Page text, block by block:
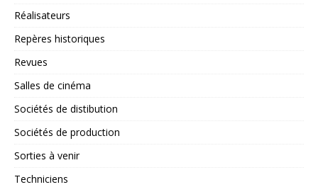
Réalisateurs
Repères historiques
Revues
Salles de cinéma
Sociétés de distibution
Sociétés de production
Sorties à venir
Techniciens